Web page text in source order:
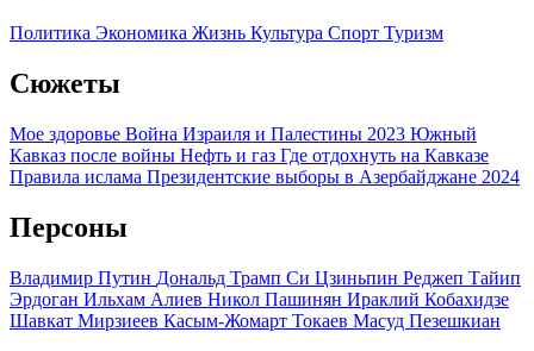
Политика Экономика Жизнь Культура Спорт Туризм
Сюжеты
Мое здоровье Война Израиля и Палестины 2023 Южный
Кавказ после войны Нефть и газ Где отдохнуть на Кавказе
Правила ислама Президентские выборы в Азербайджане 2024
Персоны
Владимир Путин Дональд Трамп Си Цзиньпин Реджеп Тайип
Эрдоган Ильхам Алиев Никол Пашинян Ираклий Кобахидзе
Шавкат Мирзиеев Касым-Жомарт Токаев Масуд Пезешкиан